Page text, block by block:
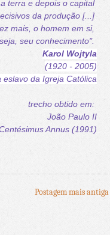
terra e depois o capital
da produção [...]
mais, o homem em si,
seu conhecimento".
Karol Wojtyla
(1920 - 2005)
eslavo da Igreja Católica
trecho obtido em:
João Paulo II
Annus (1991)
Postagem mais antiga